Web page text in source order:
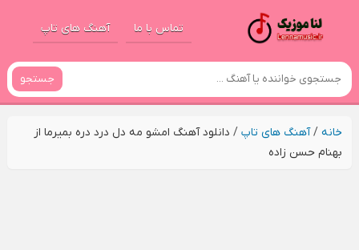
تماس با ما آهنگ های تاپ
جستجو
خانه/آهنگ های تاپ/ دانلود آهنگ امشو مه دل درد دره بمیرما از
بهنام حسن زاده